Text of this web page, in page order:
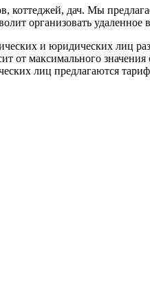
коттеджей, дач. Мы
организовать удаленное
и юридических лиц
от максимального
лиц предлагаются